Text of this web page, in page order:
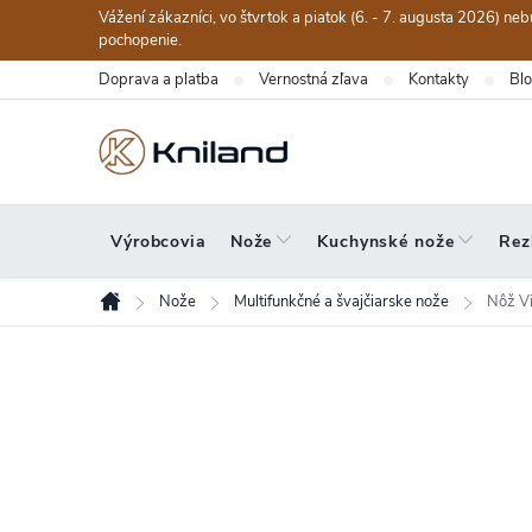
obsah
Vážení zákazníci, vo štvrtok a piatok (6. - 7. augusta 2026)
pochopenie.
Doprava a platba Vernostná zľava Kontakty
Výrobcovia Nože Kuchynské nože
Domov
Nože Multifunkčné a švajčiarske nože Nôž